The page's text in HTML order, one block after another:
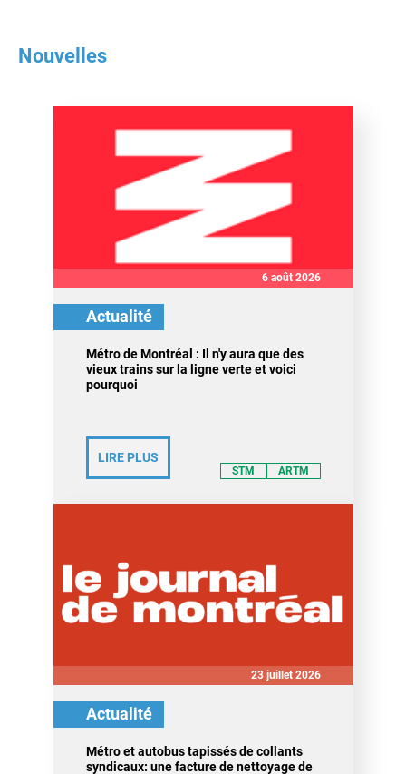
Nouvelles
6 août 2026
Actualité
Métro de Montréal : Il n'y aura que des
vieux trains sur la ligne verte et voici
pourquoi
LIRE PLUS
STM ARTM
23 juillet 2026
Actualité
Métro et autobus tapissés de collants
syndicaux: une facture de nettoyage de